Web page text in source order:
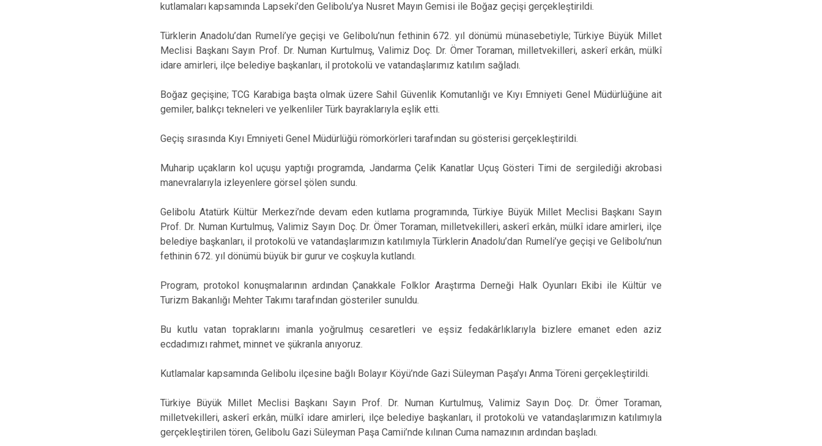
kutlamaları kapsamında Lapseki’den Gelibolu’ya Nusret Mayın Gemisi ile Boğaz geçişi gerçekleştirildi.
Türklerin Anadolu’dan Rumeli’ye geçişi ve Gelibolu’nun fethinin 672. yıl dönümü münasebetiyle; Türkiye Büyük Millet
Meclisi Başkanı Sayın Prof. Dr. Numan Kurtulmuş, Valimiz Doç. Dr. Ömer Toraman, milletvekilleri, askerî erkân, mülkî
idare amirleri, ilçe belediye başkanları, il protokolü ve vatandaşlarımız katılım sağladı.
Boğaz geçişine; TCG Karabiga başta olmak üzere Sahil Güvenlik Komutanlığı ve Kıyı Emniyeti Genel Müdürlüğüne ait
gemiler, balıkçı tekneleri ve yelkenliler Türk bayraklarıyla eşlik etti.
Geçiş sırasında Kıyı Emniyeti Genel Müdürlüğü römorkörleri tarafından su gösterisi gerçekleştirildi.
Muharip uçakların kol uçuşu yaptığı programda, Jandarma Çelik Kanatlar Uçuş Gösteri Timi de sergilediği akrobasi
manevralarıyla izleyenlere görsel şölen sundu.
Gelibolu Atatürk Kültür Merkezi’nde devam eden kutlama programında, Türkiye Büyük Millet Meclisi Başkanı Sayın
Prof. Dr. Numan Kurtulmuş, Valimiz Sayın Doç. Dr. Ömer Toraman, milletvekilleri, askerî erkân, mülkî idare amirleri, ilçe
belediye başkanları, il protokolü ve vatandaşlarımızın katılımıyla Türklerin Anadolu’dan Rumeli’ye geçişi ve Gelibolu’nun
fethinin 672. yıl dönümü büyük bir gurur ve coşkuyla kutlandı.
Program, protokol konuşmalarının ardından Çanakkale Folklor Araştırma Derneği Halk Oyunları Ekibi ile Kültür ve
Turizm Bakanlığı Mehter Takımı tarafından gösteriler sunuldu.
Bu kutlu vatan topraklarını imanla yoğrulmuş cesaretleri ve eşsiz fedakârlıklarıyla bizlere emanet eden aziz
ecdadımızı rahmet, minnet ve şükranla anıyoruz.
Kutlamalar kapsamında Gelibolu ilçesine bağlı Bolayır Köyü’nde Gazi Süleyman Paşa’yı Anma Töreni gerçekleştirildi.
Türkiye Büyük Millet Meclisi Başkanı Sayın Prof. Dr. Numan Kurtulmuş, Valimiz Sayın Doç. Dr. Ömer Toraman,
milletvekilleri, askerî erkân, mülkî idare amirleri, ilçe belediye başkanları, il protokolü ve vatandaşlarımızın katılımıyla
gerçekleştirilen tören, Gelibolu Gazi Süleyman Paşa Camii’nde kılınan Cuma namazının ardından başladı.